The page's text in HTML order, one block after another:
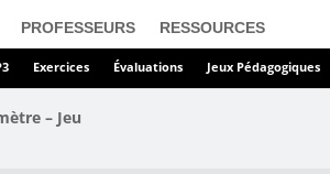
PROFESSEURS RESSOURCES
Exercices Évaluations Jeux Pédagogiques
– Jeu